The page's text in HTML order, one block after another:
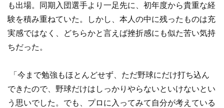
も出場。同期入団選手より一足先に、初年度から貴重な経
験を積み重ねていた。しかし、本人の中に残ったものは充
実感ではなく、どちらかと言えば挫折感にも似た苦い気持
ちだった。
「今まで勉強もほとんどせず、ただ野球にだけ打ち込ん
できたので、野球だけはしっかりやらないといけないとい
う思いでした。でも、プロに入ってみて自分が考えている